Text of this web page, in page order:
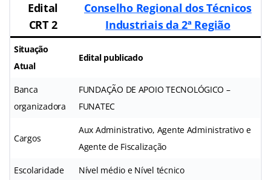
Edital
CRT 2
Conselho Regional dos Técnicos
Industriais da 2ª Região
Situação
Atual
Edital publicado
Banca
organizadora
FUNDAÇÃO DE APOIO TECNOLÓGICO –
FUNATEC
Cargos
Aux Administrativo, Agente Administrativo e
Agente de Fiscalização
Escolaridade Nível médio e Nível técnico